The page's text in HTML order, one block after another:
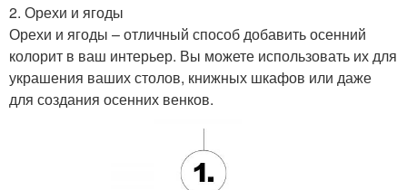
2. Орехи и ягоды
Орехи и ягоды – отличный способ добавить осенний
колорит в ваш интерьер. Вы можете использовать их для
украшения ваших столов, книжных шкафов или даже
для создания осенних венков.